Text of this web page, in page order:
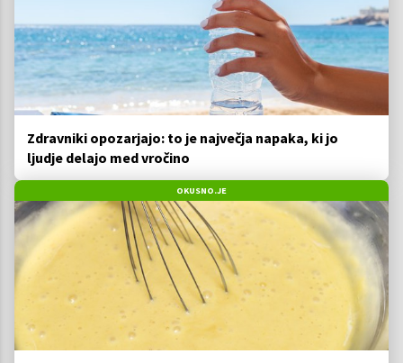
Zdravniki opozarjajo: to je največja napaka, ki jo
ljudje delajo med vročino
OKUSNO.JE